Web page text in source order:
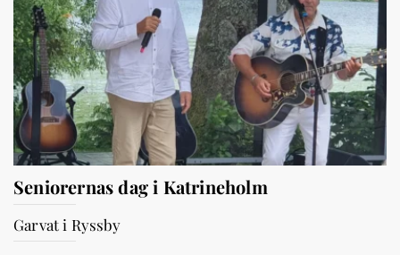
Seniorernas dag i Katrineholm
Garvat i Ryssby